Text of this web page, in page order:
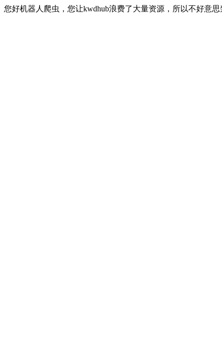
您好机器人爬虫，您让kwdhub浪费了大量资源，所以不好意